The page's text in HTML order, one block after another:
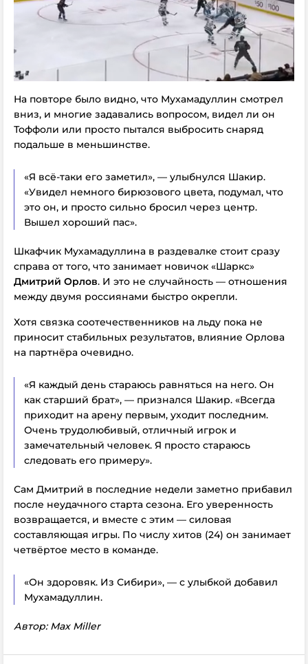
На повторе было видно, что Мухамадуллин смотрел
вниз, и многие задавались вопросом, видел ли он
Тоффоли или просто пытался выбросить снаряд
подальше в меньшинстве.
«Я всё-таки его заметил», — улыбнулся Шакир.
«Увидел немного бирюзового цвета, подумал, что
это он, и просто сильно бросил через центр.
Вышел хороший пас».
Шкафчик Мухамадуллина в раздевалке стоит сразу
справа от того, что занимает новичок «Шаркс»
Дмитрий Орлов. И это не случайность — отношения
между двумя россиянами быстро окрепли.
Хотя связка соотечественников на льду пока не
приносит стабильных результатов, влияние Орлова
на партнёра очевидно.
«Я каждый день стараюсь равняться на него. Он
как старший брат», — признался Шакир. «Всегда
приходит на арену первым, уходит последним.
Очень трудолюбивый, отличный игрок и
замечательный человек. Я просто стараюсь
следовать его примеру».
Сам Дмитрий в последние недели заметно прибавил
после неудачного старта сезона. Его уверенность
возвращается, и вместе с этим — силовая
составляющая игры. По числу хитов (24) он занимает
четвёртое место в команде.
«Он здоровяк. Из Сибири», — с улыбкой добавил
Мухамадуллин.
Автор: Max Miller